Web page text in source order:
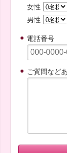
女性
男性
電話番号
ご質問など